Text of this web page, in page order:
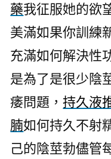
藥我征服她的欲
美滿如果你訓練
充滿如何解決性
是為了是很少陰
痿問題，持久液
腩如何持久不射
己的陰莖勃儘管